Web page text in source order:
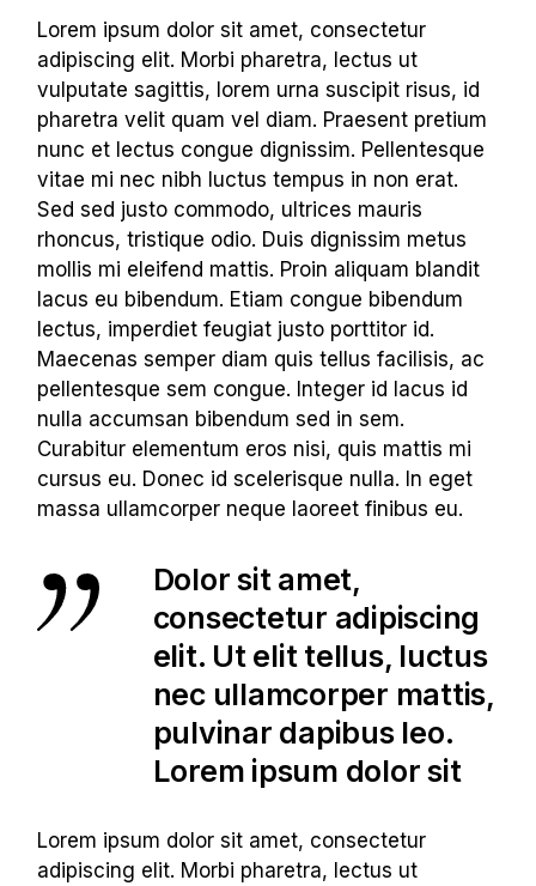
Lorem ipsum dolor sit amet, consectetur
adipiscing elit. Morbi pharetra, lectus ut
vulputate sagittis, lorem urna suscipit risus, id
pharetra velit quam vel diam. Praesent pretium
nunc et lectus congue dignissim. Pellentesque
vitae mi nec nibh luctus tempus in non erat.
Sed sed justo commodo, ultrices mauris
rhoncus, tristique odio. Duis dignissim metus
mollis mi eleifend mattis. Proin aliquam blandit
lacus eu bibendum. Etiam congue bibendum
lectus, imperdiet feugiat justo porttitor id.
Maecenas semper diam quis tellus facilisis, ac
pellentesque sem congue. Integer id lacus id
nulla accumsan bibendum sed in sem.
Curabitur elementum eros nisi, quis mattis mi
cursus eu. Donec id scelerisque nulla. In eget
massa ullamcorper neque laoreet finibus eu.
Dolor sit amet,
consectetur adipiscing
elit. Ut elit tellus, luctus
nec ullamcorper mattis,
pulvinar dapibus leo.
Lorem ipsum dolor sit
Lorem ipsum dolor sit amet, consectetur
adipiscing elit. Morbi pharetra, lectus ut